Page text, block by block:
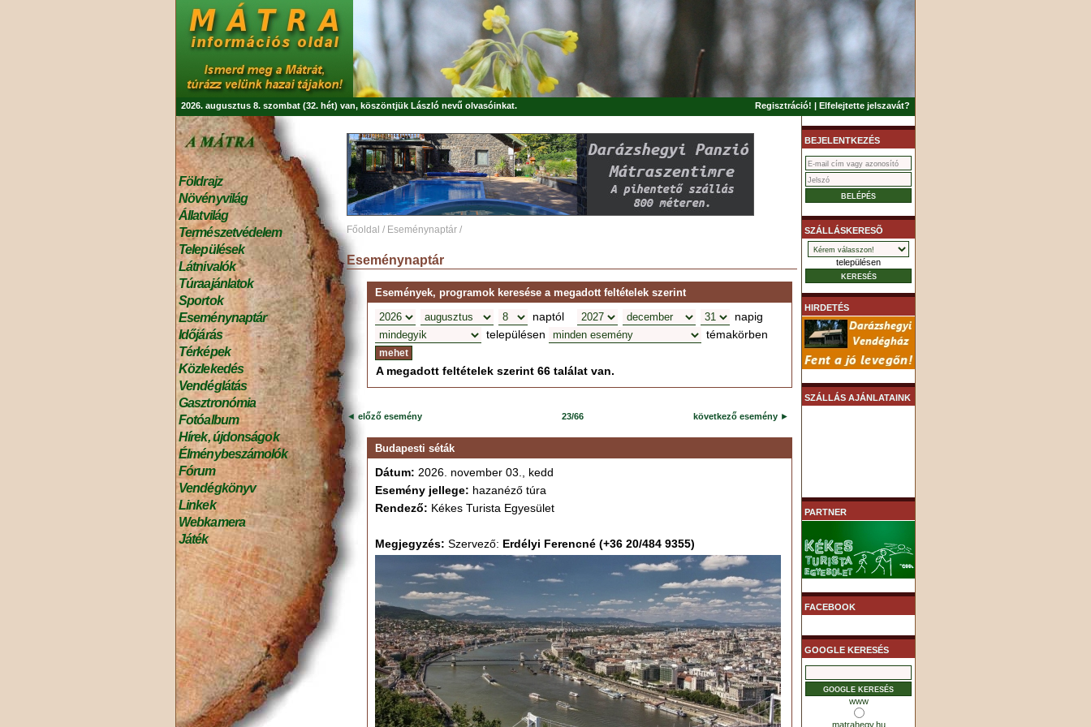
2026. augusztus 8. szombat (32. hét) van, köszöntjük László nevű olvasóinkat. Regisztráció! | Elfelejtette jelszavát?
Földrajz
Növényvilág
Állatvilág
Természetvédelem
Települések
Látnivalók
Túraajánlatok
Sportok
Eseménynaptár
Időjárás
Térképek
Közlekedés
Vendéglátás
Gasztronómia
Fotóalbum
Hírek, újdonságok
Élménybeszámolók
Fórum
Vendégkönyv
Linkek
Webkamera
Játék
Főoldal / Eseménynaptár /
Eseménynaptár
Események, programok keresése a megadott feltételek szerint
naptól
napig
településen
témakörben
A megadott feltételek szerint 66 találat van.
◄ előző esemény 23/66 következő esemény ►
Budapesti séták
Dátum: 2026. november 03., kedd
Esemény jellege: hazanéző túra
Rendező: Kékes Turista Egyesület
Megjegyzés: Szervező: Erdélyi Ferencné (+36 20/484 9355)
BEJELENTKEZÉS
SZÁLLÁSKERESÕ
településen
HIRDETÉS
SZÁLLÁS AJÁNLATAINK
PARTNER
FACEBOOK
GOOGLE KERESÉS
www
matrahegy.hu